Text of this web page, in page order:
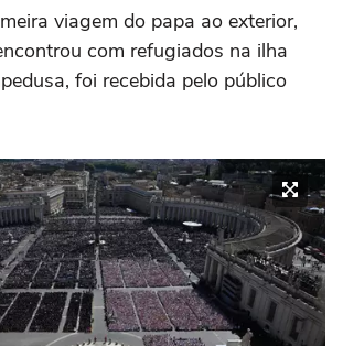
viagem do papa ao exterior,
com refugiados na ilha
foi recebida pelo público